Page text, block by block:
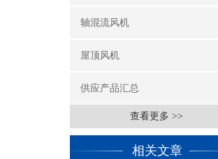
轴混流风机
屋顶风机
供应产品汇总
查看更多 >>
相关文章